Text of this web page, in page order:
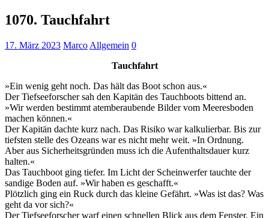
1070. Tauchfahrt
17. März 2023 Marco Allgemein 0
Tauchfahrt
»Ein wenig geht noch. Das hält das Boot schon aus.«
Der Tiefseeforscher sah den Kapitän des Tauchboots bittend an.
»Wir werden bestimmt atemberaubende Bilder vom Meeresboden
machen können.«
Der Kapitän dachte kurz nach. Das Risiko war kalkulierbar. Bis zur
tiefsten stelle des Ozeans war es nicht mehr weit. »In Ordnung.
Aber aus Sicherheitsgründen muss ich die Aufenthaltsdauer kurz
halten.«
Das Tauchboot ging tiefer. Im Licht der Scheinwerfer tauchte der
sandige Boden auf. »Wir haben es geschafft.«
Plötzlich ging ein Ruck durch das kleine Gefährt. »Was ist das? Was
geht da vor sich?«
Der Tiefseeforscher warf einen schnellen Blick aus dem Fenster. Ein